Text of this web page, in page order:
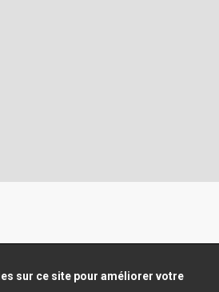
sur ce site pour améliorer votre